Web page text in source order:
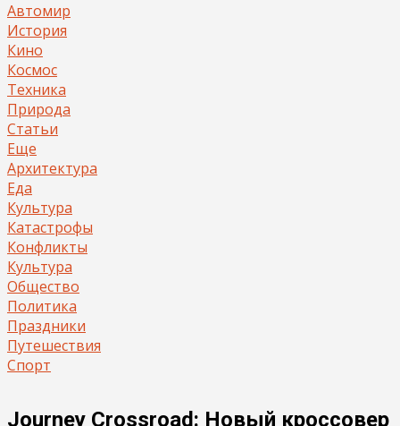
Автомир
История
Кино
Космос
Техника
Природа
Статьи
Еще
Архитектура
Еда
Культура
Катастрофы
Конфликты
Культура
Общество
Политика
Праздники
Путешествия
Спорт
Journey Crossroad: Новый кроссовер